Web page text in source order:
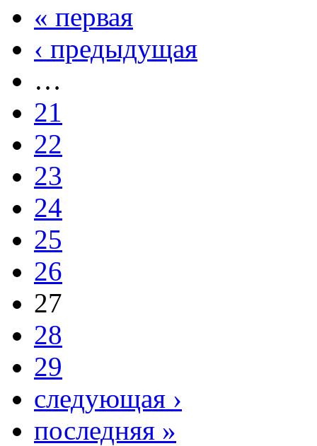
« первая
‹ предыдущая
…
21
22
23
24
25
26
27
28
29
следующая ›
последняя »